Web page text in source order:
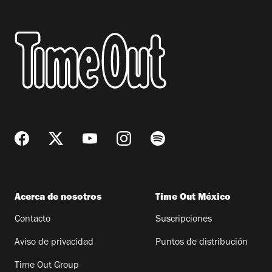
Acerca de nosotros
Contacto
Aviso de privacidad
Time Out Group
Time Out México
Suscripciones
Puntos de distribución